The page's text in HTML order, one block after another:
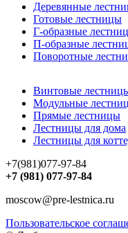
Деревянные
Готовые лестницы
Г-образные
П-образные
Поворотные
Винтовые
Модульные
Прямые лестницы
Лестницы для дома
Лестницы для
+7(981)077-97-84
+7 (981) 077-97-84
moscow@pre-lestnica.ru
Пользовательское